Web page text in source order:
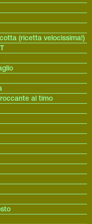
(ricetta velocissima!)
al timo